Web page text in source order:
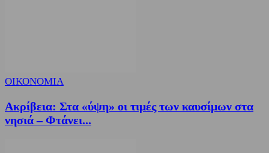
ΟΙΚΟΝΟΜΙΑ
Ακρίβεια: Στα «ύψη» οι τιμές των καυσίμων στα
νησιά – Φτάνει...